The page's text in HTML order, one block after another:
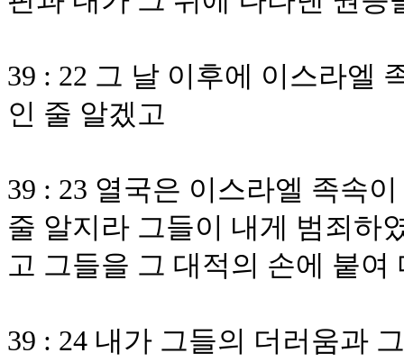
39 : 22 그 날 이후에 이스라엘
인 줄 알겠고
39 : 23 열국은 이스라엘 족속
줄 알지라 그들이 내게 범죄하
고 그들을 그 대적의 손에 붙
39 : 24 내가 그들의 더러움과